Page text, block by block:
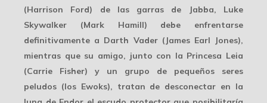
(Harrison Ford) de las garras de Jabba, Luke
Skywalker (Mark Hamill) debe enfrentarse
definitivamente a Darth Vader (James Earl Jones),
mientras que su amigo, junto con la Princesa Leia
(Carrie Fisher) y un grupo de pequeños seres
peludos (los Ewoks), tratan de desconectar en la